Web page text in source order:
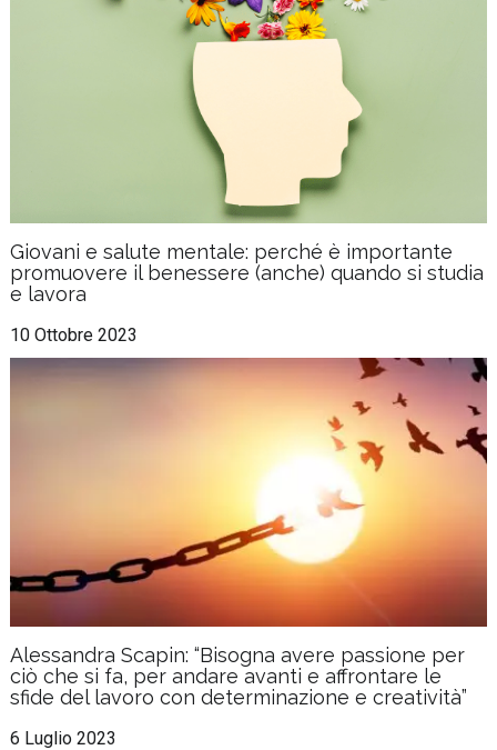
Giovani e salute mentale: perché è importante
promuovere il benessere (anche) quando si studia
e lavora
10 Ottobre 2023
Alessandra Scapin: “Bisogna avere passione per
ciò che si fa, per andare avanti e affrontare le
sfide del lavoro con determinazione e creatività”
6 Luglio 2023